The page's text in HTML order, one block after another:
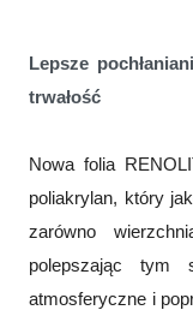
Lepsze
trwałość
Nowa folia
poliakrylan, który
zarówno
polepszając tym
atmosferyczne i